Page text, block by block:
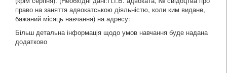
право на заняття адвокатською діяльністю, коли ким видане,
бажаний місяць навчання) на адресу:
Більш детальна інформація щодо умов навчання буде надана
додатково